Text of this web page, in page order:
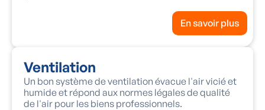
En savoir plus
Ventilation
Un bon système de ventilation évacue l'air vicié et
humide et répond aux normes légales de qualité
de l'air pour les biens professionnels.